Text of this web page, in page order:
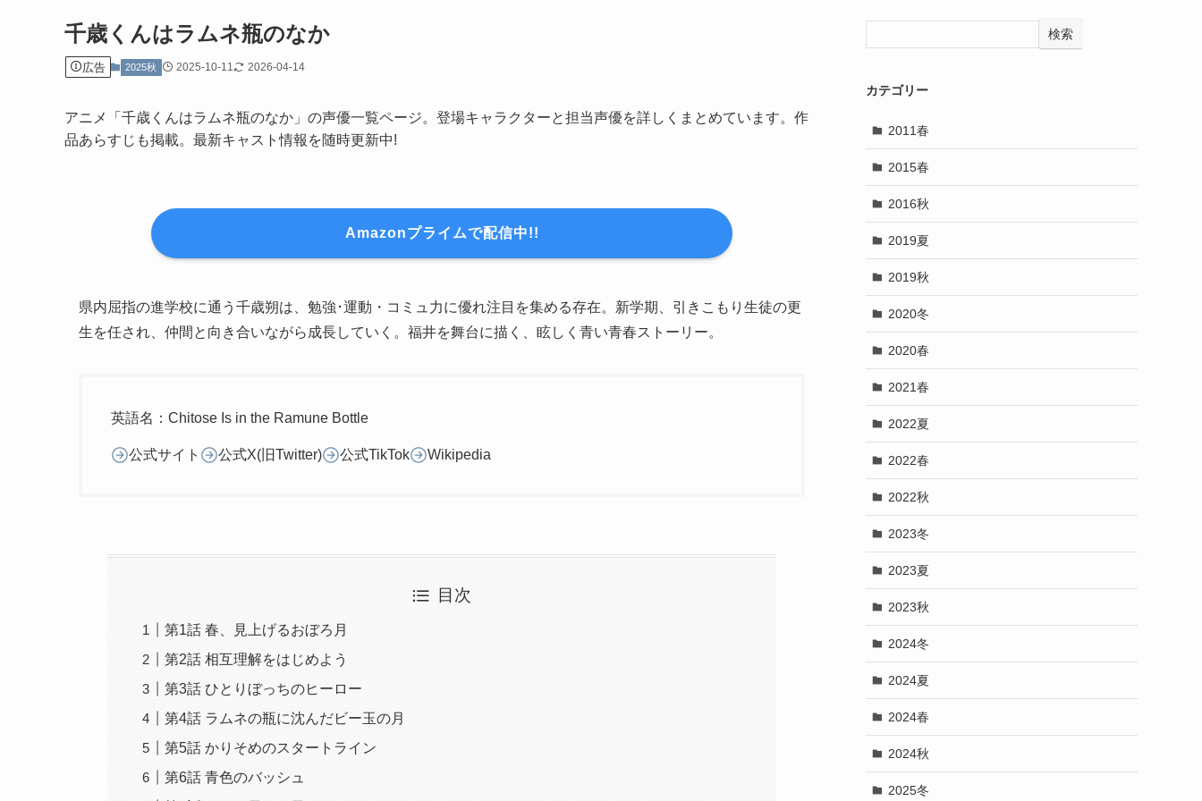
千歳くんはラムネ瓶のなか
広告 2025秋 2025-10-11 2026-04-14
アニメ「千歳くんはラムネ瓶のなか」の声優一覧ページ。登場キャラクターと担当声優を詳しくまとめています。作
品あらすじも掲載。最新キャスト情報を随時更新中!
Amazonプライムで配信中!!
県内屈指の進学校に通う千歳朔は、勉強･運動・コミュ力に優れ注目を集める存在。新学期、引きこもり生徒の更
生を任され、仲間と向き合いながら成長していく。福井を舞台に描く、眩しく青い青春ストーリー。
英語名：Chitose Is in the Ramune Bottle
公式サイト 公式X(旧Twitter) 公式TikTok Wikipedia
目次
第1話 春、見上げるおぼろ月
第2話 相互理解をはじめよう
第3話 ひとりぼっちのヒーロー
第4話 ラムネの瓶に沈んだビー玉の月
第5話 かりそめのスタートライン
第6話 青色のバッシュ
検索
カテゴリー
2011春
2015春
2016秋
2019夏
2019秋
2020冬
2020春
2021春
2022夏
2022春
2022秋
2023冬
2023夏
2023秋
2024冬
2024夏
2024春
2024秋
2025冬